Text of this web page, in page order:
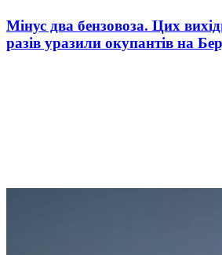
Мінус два бензовоза. Цих
разів уразили окупантів на